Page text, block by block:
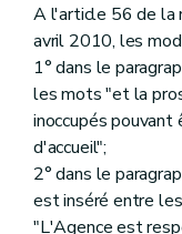
A l'article 56 de la
avril 2010, les
1° dans le
les mots "et la
inoccupés
d'accueil";
2° dans le
est inséré entre
"L'Agence est